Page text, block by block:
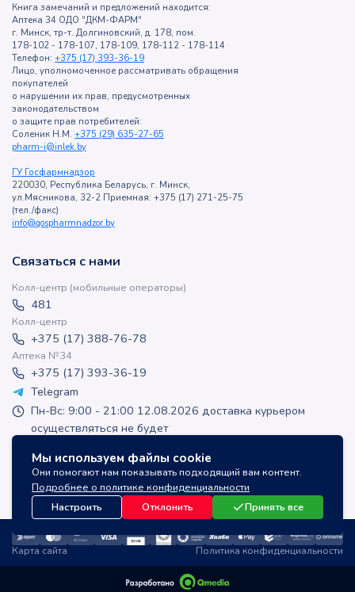
Мы используем файлы cookie
Они помогают нам показывать подходящий вам контент.
Подробнее о политике конфиденциальности
Настроить
Отклонить Принять все
Книга замечаний и предложений находится:
Аптека 34 ОДО "ДКМ-ФАРМ"
г. Минск, тр-т. Долгиновский, д. 178, пом.
178-102 - 178-107, 178-109, 178-112 - 178-114
Телефон: +375 (17) 393-36-19
Лицо, уполномоченное рассматривать обращения
покупателей
о нарушении их прав, предусмотренных
законодательством
о защите прав потребителей:
Соленик Н.М. +375 (29) 635-27-65
pharm-i@inlek.by
ГУ Госфармнадзор
220030, Республика Беларусь, г. Минск,
ул.Мясникова, 32-2 Приемная: +375 (17) 271-25-75
(тел./факс)
info@gospharmnadzor.by
Связаться с нами
Колл-центр (мобильные операторы)
481
Колл-центр
+375 (17) 388-76-78
Аптека №34
+375 (17) 393-36-19
Telegram
Пн-Вс: 9:00 - 21:00 12.08.2026 доставка курьером
осуществляться не будет
inlek_apteka
inlek_apteka
Карта сайта Политика конфиденциальности